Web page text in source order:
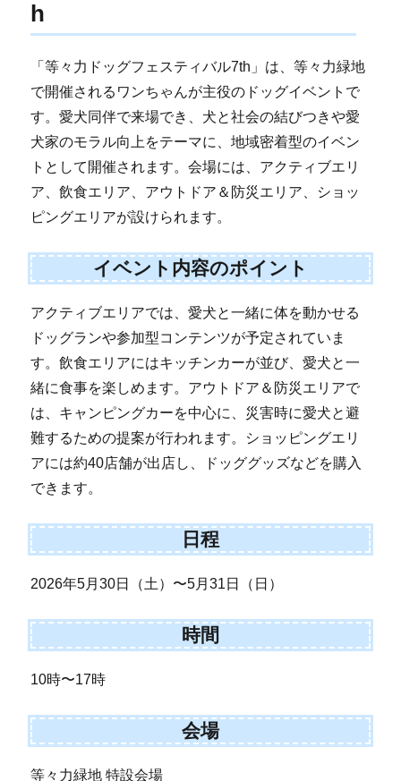
h
「等々力ドッグフェスティバル7th」は、等々力緑地
で開催されるワンちゃんが主役のドッグイベントで
す。愛犬同伴で来場でき、犬と社会の結びつきや愛
犬家のモラル向上をテーマに、地域密着型のイベン
トとして開催されます。会場には、アクティブエリ
ア、飲食エリア、アウトドア＆防災エリア、ショッ
ピングエリアが設けられます。
イベント内容のポイント
アクティブエリアでは、愛犬と一緒に体を動かせる
ドッグランや参加型コンテンツが予定されていま
す。飲食エリアにはキッチンカーが並び、愛犬と一
緒に食事を楽しめます。アウトドア＆防災エリアで
は、キャンピングカーを中心に、災害時に愛犬と避
難するための提案が行われます。ショッピングエリ
アには約40店舗が出店し、ドッググッズなどを購入
できます。
日程
2026年5月30日（土）〜5月31日（日）
時間
10時〜17時
会場
等々力緑地 特設会場